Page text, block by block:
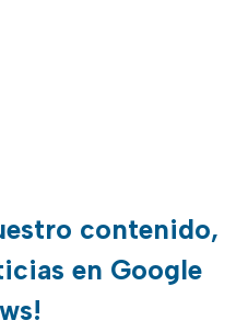
contenido,
en Google